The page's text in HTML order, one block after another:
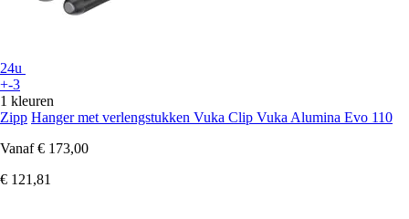
24u
+-3
1 kleuren
Zipp Hanger met verlengstukken Vuka Clip Vuka Alumina Evo 110
Vanaf € 173,00
€ 121,81